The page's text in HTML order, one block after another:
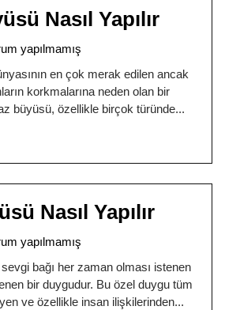
Nasıl Yapılır
yapılmamış
en çok merak edilen ancak
korkmalarına neden olan bir
büyüsü, özellikle birçok türünde
Nasıl Yapılır
yapılmamış
bağı her zaman olması istenen
bir duygudur. Bu özel duygu tüm
ve özellikle insan ilişkilerinden